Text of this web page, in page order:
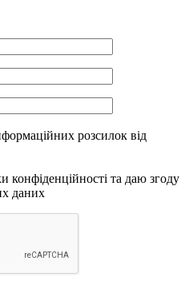
розсилок від
та даю згоду
даних